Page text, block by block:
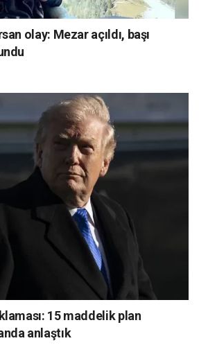
olay: Mezar açıldı, başı
15 maddelik plan
anlaştık